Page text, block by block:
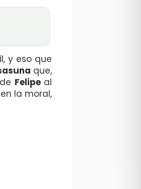
y eso que
que,
Felipeal
la moral,